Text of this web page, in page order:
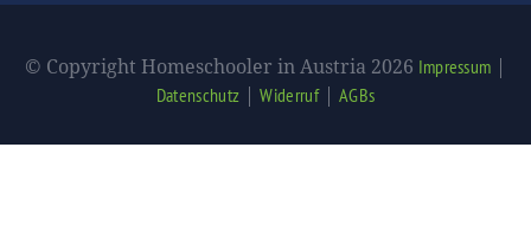
© Copyright Homeschooler in Austria 2026 Impressum |
Datenschutz |Widerruf| AGBs